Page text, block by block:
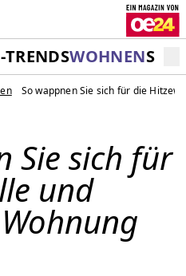
TRENDSWOHNEN
So wappnen Sie sich für die
Sie sich für
und